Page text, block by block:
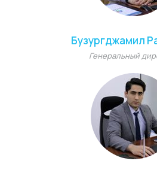
Бузургджамил
Генеральный